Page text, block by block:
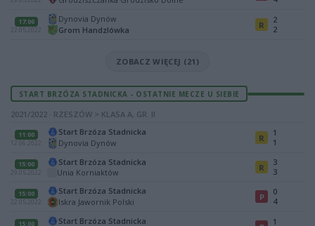
17:00
22.05.2022
Dynovia Dynów
Grom Handzlówka
R
2
2
ZOBACZ WIĘCEJ (21)
START BRZÓZA STADNICKA - OSTATNIE MECZE U SIEBIE
2021/2022 · RZESZÓW > KLASA A, GR. II
11:00
12.06.2022
Start Brzóza Stadnicka
Dynovia Dynów
R
1
1
15:00
29.05.2022
Start Brzóza Stadnicka
Unia Korniaktów
R
3
3
15:00
22.05.2022
Start Brzóza Stadnicka
Iskra Jawornik Polski
P
0
4
15:00
Start Brzóza Stadnicka
1